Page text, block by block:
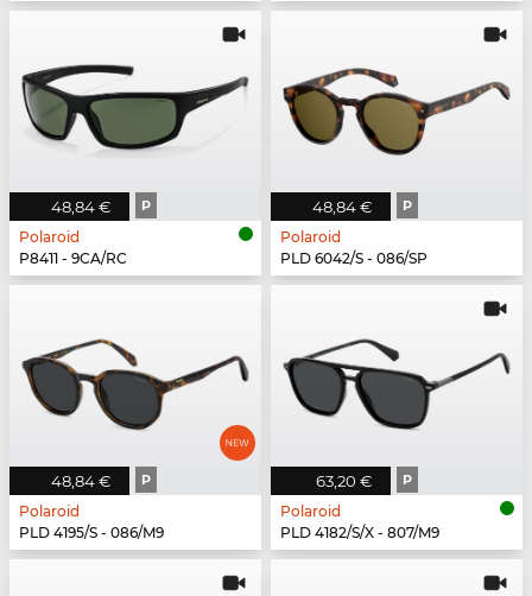
48,84 € P
Polaroid
P8411 - 9CA/RC
48,84 € P
Polaroid
PLD 6042/S - 086/SP
48,84 € P
Polaroid
PLD 4195/S - 086/M9
63,20 € P
Polaroid
PLD 4182/S/X - 807/M9